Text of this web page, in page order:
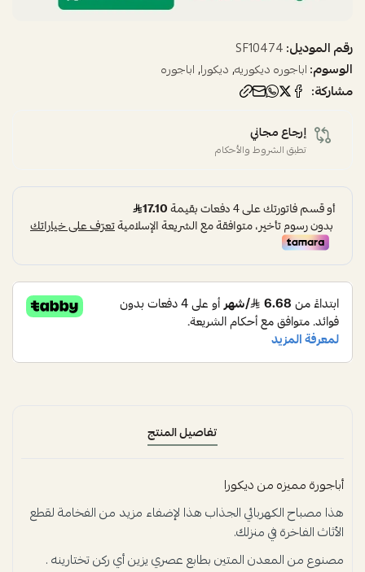
اسحب و افلت الملف هنا
رقم الموديل:SF10474
الوسوم:اباجوره ديكوريه,ديكورا,اباجوره
مشاركة:
إرجاع مجاني
تطبق الشروط والأحكام
تفاصيل المنتج
أباجورة مميزه من ديكورا
هذا مصباح الكهربائي الجذاب هذا لإضفاء مزيد من الفخامة لقطع
الأثاث الفاخرة في منزلك.
مصنوع من المعدن المتين بطابع عصري يزين أي ركن تختارينه .